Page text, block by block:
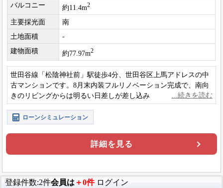
バルコニー
約11.4m2
主要採光面
南
土地面積
-
建物面積
約77.97m2
世田谷線「松陰神社前」駅徒歩4分、世田谷区上馬アドレスの中
古マンションです。8月末内装フルリノベーション完成で、南向
きのリビングからは明るい日差しが差し込みます。
ローンシミュレーション
詳細を見る
登録件数:2件会員は ＋0件 ログイン